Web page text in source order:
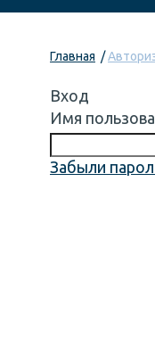
Главная
Вход
Имя
Забыли